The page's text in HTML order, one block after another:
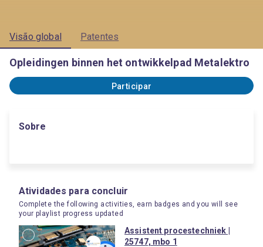
Visão global Patentes
Opleidingen binnen het ontwikkelpad Metalektro
Participar
Sobre
Atividades para concluir
Complete the following activities, earn badges and you will see
your playlist progress updated
Assistent procestechniek |
25747, mbo 1